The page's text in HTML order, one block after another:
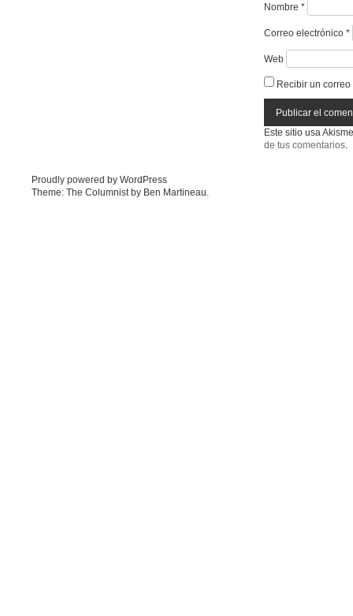
Nombre *
Correo electrónico *
Web
Recibir un
Este sitio usa
de tus comentarios.
Proudly powered by WordPress
Theme: The Columnist by Ben Martineau.